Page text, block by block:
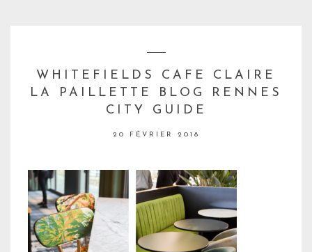
WHITEFIELDS CAFE CLAIRE
LA PAILLETTE BLOG RENNES
CITY GUIDE
20 FÉVRIER 2018